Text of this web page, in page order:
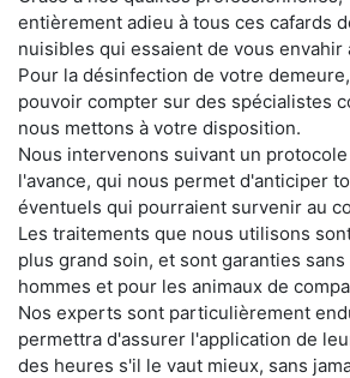
entièrement adieu à tous ces cafards
nuisibles qui essaient de vous envahir
Pour la désinfection de votre
pouvoir compter sur des spécialistes
nous mettons à votre disposition.
Nous intervenons suivant un
l'avance, qui nous permet d'anticiper
éventuels qui pourraient survenir au
Les traitements que nous utilisons
plus grand soin, et sont garanties
hommes et pour les animaux de
Nos experts sont particulièrement
permettra d'assurer l'application de
des heures s'il le vaut mieux, sans